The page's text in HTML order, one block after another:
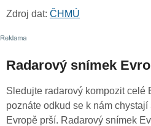
Zdroj dat: ČHMÚ
Radarový snímek
Sledujte radarový kompozit celé
poznáte odkud se k nám
Evropě prší. Radarový snímek